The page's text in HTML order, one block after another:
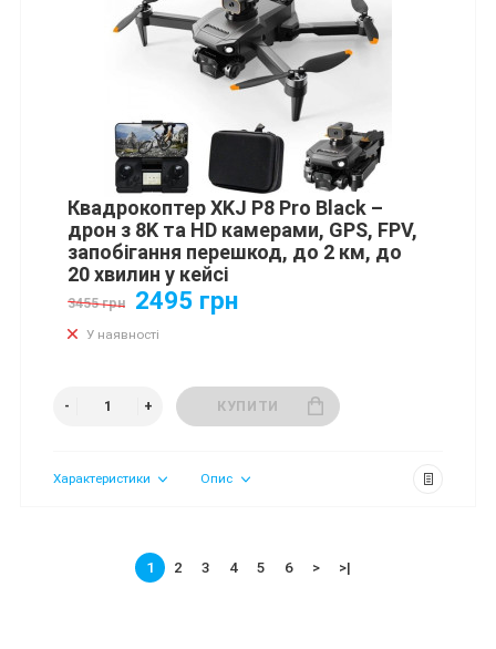
Квадрокоптер XKJ P8 Pro Black –
дрон з 8K та HD камерами, GPS, FPV,
запобігання перешкод, до 2 км, до
20 хвилин у кейсі
3455 грн 2495 грн
У наявності
КУПИТИ
Характеристики Опис
1 2 3 4 5 6 > >|